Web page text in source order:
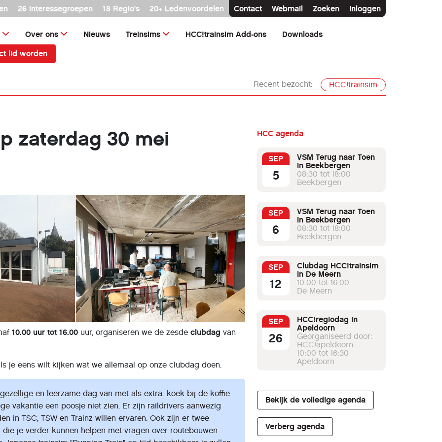
26 interessegroepen 18 Regio's 20+ Ledenvoordelen Contact Webmail Zoeken Inloggen
Over ons Nieuws Treinsims HCC!trainsim Add-ons Downloads
lid worden
Recent bezocht: HCC!trainsim
zaterdag 30 mei
10.00 uur tot 16.00 uur, organiseren we de zesdeclubdag van
je eens wilt kijken wat we allemaal op onze clubdag doen.
en leerzame dag van met als extra: koek bij de koffie
vakantie een poosje niet zien. Er zijn raildrivers aanwezig
in TSC, TSW en Trainz willen ervaren. Ook zijn er twee
je verder kunnen helpen met vragen over routebouwen
HCC agenda
SEP
5
VSM Terug naar Toen
in Beekbergen
08:30 tot 18:00
Beekbergen
SEP
6
VSM Terug naar Toen
in Beekbergen
08:30 tot 18:00
Beekbergen
SEP
12
Clubdag HCC!trainsim
in De Meern
10:00 tot 16:00
De Meern
SEP
26
HCC!regiodag in
Apeldoorn
Georganiseerd door:
HCC!apeldoorn
10:00 tot 16:30
Apeldoorn
Bekijk de volledige agenda
Verberg agenda